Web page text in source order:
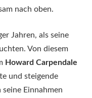
nach oben.
Jahren, als seine
Von diesem
Howard Carpendale
und steigende
Einnahmen